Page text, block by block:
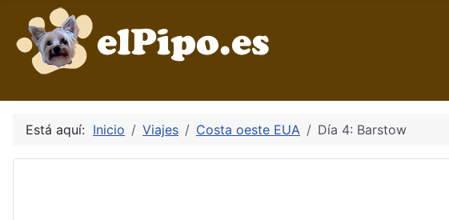
Está aquí: Inicio Viajes Costa oeste EUA Día 4: Barstow